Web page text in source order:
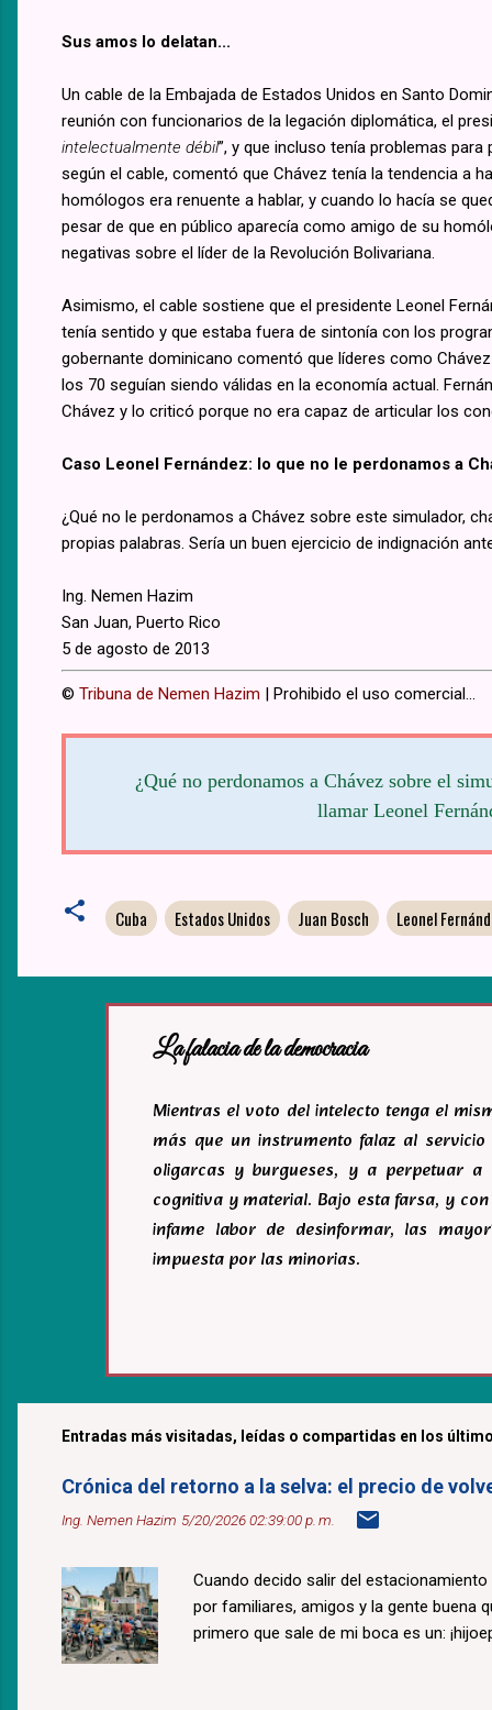
Sus amos lo delatan...
Un cable de la Embajada de Estados Unidos en Santo
reunión con funcionarios de la legación diplomática, el
intelectualmente débil”, y que incluso tenía problemas para
según el cable, comentó que Chávez tenía la tendencia a
homólogos era renuente a hablar, y cuando lo hacía se
pesar de que en público aparecía como amigo de su
negativas sobre el líder de la Revolución Bolivariana.
Asimismo, el cable sostiene que el presidente Leonel
tenía sentido y que estaba fuera de sintonía con los
gobernante dominicano comentó que líderes como
los 70 seguían siendo válidas en la economía actual.
Chávez y lo criticó porque no era capaz de articular los
Caso Leonel Fernández: lo que no le perdonamos a
¿Qué no le perdonamos a Chávez sobre este simulador,
propias palabras. Sería un buen ejercicio de indignación
Ing. Nemen Hazim
San Juan, Puerto Rico
5 de agosto de 2013
© Tribuna de Nemen Hazim | Prohibido el uso comercial...
¿Qué no perdonamos a Chávez sobre el
llamar Leonel
Cuba Estados Unidos Juan Bosch Leonel
La falacia de la democracia
Mientras el voto del intelecto tenga el
más que un instrumento falaz al
oligarcas y burgueses, y a perpetuar
cognitiva y material. Bajo esta farsa, y
infame labor de desinformar, las
impuesta por las minorias.
Entradas más visitadas, leídas o compartidas en los
Crónica del retorno a la selva: el precio de
Ing. Nemen Hazim 5/20/2026 02:39:00 p. m.
Cuando decido salir del
por familiares, amigos y la gente buena
primero que sale de mi boca es un: